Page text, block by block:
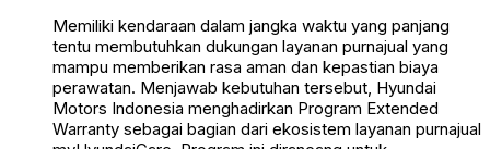
Memiliki kendaraan dalam jangka waktu yang panjang
tentu membutuhkan dukungan layanan purnajual yang
mampu memberikan rasa aman dan kepastian biaya
perawatan. Menjawab kebutuhan tersebut, Hyundai
Motors Indonesia menghadirkan Program Extended
Warranty sebagai bagian dari ekosistem layanan purnajual